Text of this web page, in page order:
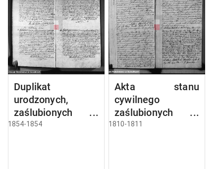
Duplikat
urodzonych,
zaślubionych i
umarłych parafii
1854-1854
Akta stanu
cywilnego
zaślubionych w
gminie
1810-1811